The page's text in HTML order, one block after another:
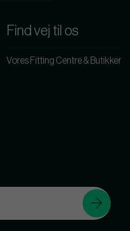
Find vej til os
Vores Fitting Centre & Butikker